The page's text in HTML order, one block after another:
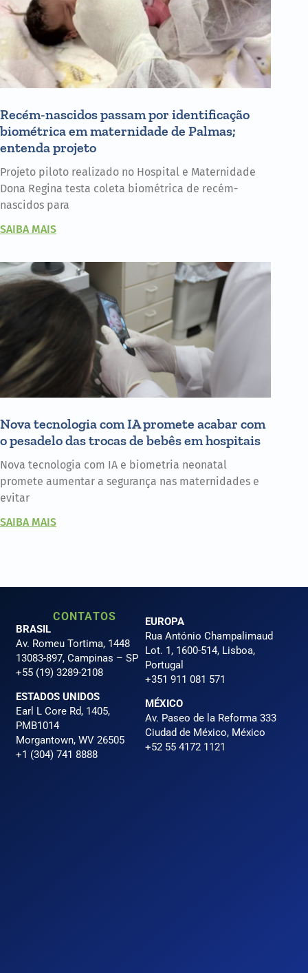
Recém-nascidos passam por identificação
biométrica em maternidade de Palmas;
entenda projeto
Projeto piloto realizado no Hospital e Maternidade
Dona Regina testa coleta biométrica de recém-
nascidos para
SAIBA MAIS
Nova tecnologia com IA promete acabar com
o pesadelo das trocas de bebês em hospitais
Nova tecnologia com IA e biometria neonatal
promete aumentar a segurança nas maternidades e
evitar
SAIBA MAIS
CONTATOS
BRASIL
Av. Romeu Tortima, 1448
13083-897, Campinas – SP
+55 (19) 3289-2108
ESTADOS UNIDOS
Earl L Core Rd, 1405,
PMB1014
Morgantown, WV 26505
+1 (304) 741 8888
EUROPA
Rua António Champalimaud
Lot. 1, 1600-514, Lisboa,
Portugal
+351 911 081 571
MÉXICO
Av. Paseo de la Reforma 333
Ciudad de México, México
+52 55 4172 1121